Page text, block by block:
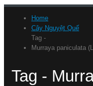
Home
Cây Nguyệt Quế
Tag -
Murraya paniculata
Tag -